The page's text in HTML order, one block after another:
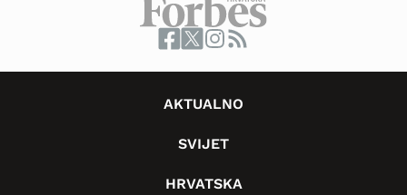
AKTUALNO
SVIJET
HRVATSKA